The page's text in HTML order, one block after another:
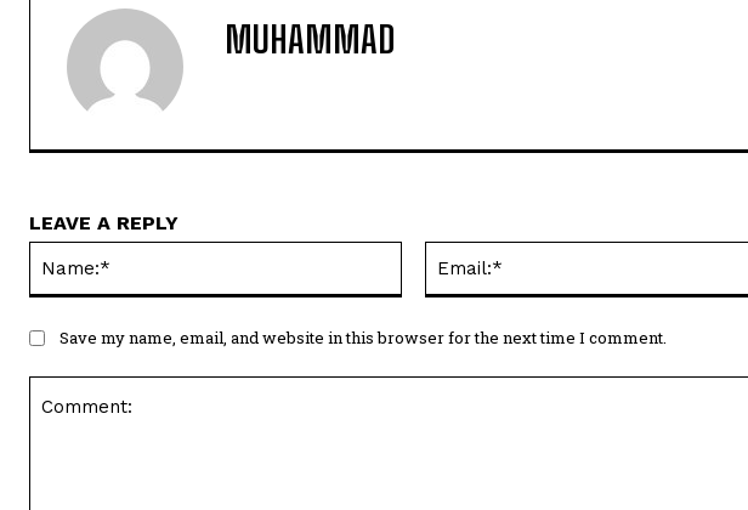
MUHAMMAD
LEAVE A REPLY
Save my name, email, and website in this browser for the next time I comment.